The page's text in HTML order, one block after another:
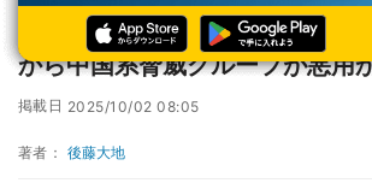
VMware製品に重大な脆弱性
から中国系脅威グループが悪用
掲載日 2025/10/02 08:05
著者： 後藤大地